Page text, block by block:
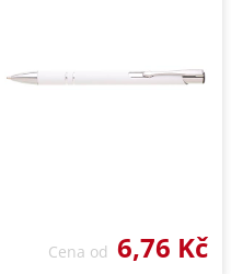
Cena od 6,76 Kč